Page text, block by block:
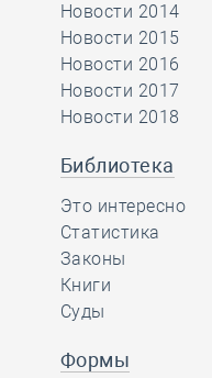
Новости 2014
Новости 2015
Новости 2016
Новости 2017
Новости 2018
Библиотека
Это интересно
Статистика
Законы
Книги
Суды
Формы